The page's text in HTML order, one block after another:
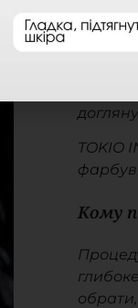
TOKIO
Кому